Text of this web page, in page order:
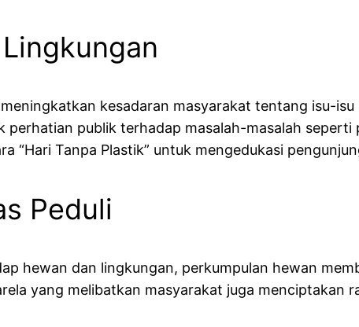
kesadaran masyarakat tentang isu-
perhatian publik terhadap masalah-masalah
“Hari Tanpa Plastik” untuk mengedukasi
Peduli
hewan dan lingkungan, perkumpulan hewan
yang melibatkan masyarakat juga menciptakan